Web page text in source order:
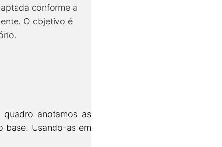
conforme a
O objetivo é
anotamos as
base. Usando-as em